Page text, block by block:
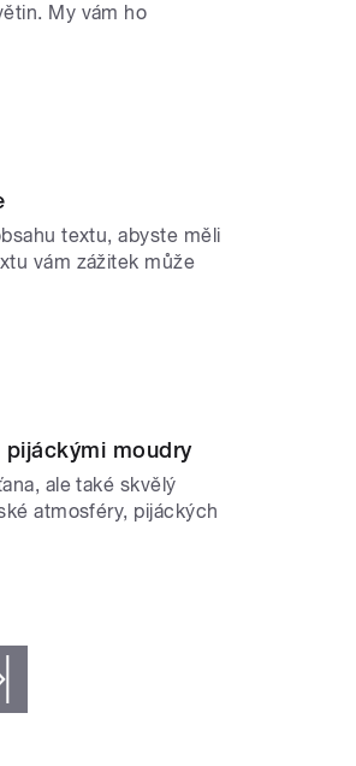
My vám ho
textu, abyste měli
vám zážitek může
moudry
ale také skvělý
atmosféry, pijáckých
›